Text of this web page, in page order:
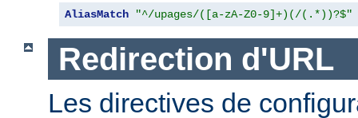
AliasMatch "^/upages/([a-zA-Z0-9]+)(/(.*))?$"
Redirection d'URL
Les directives de